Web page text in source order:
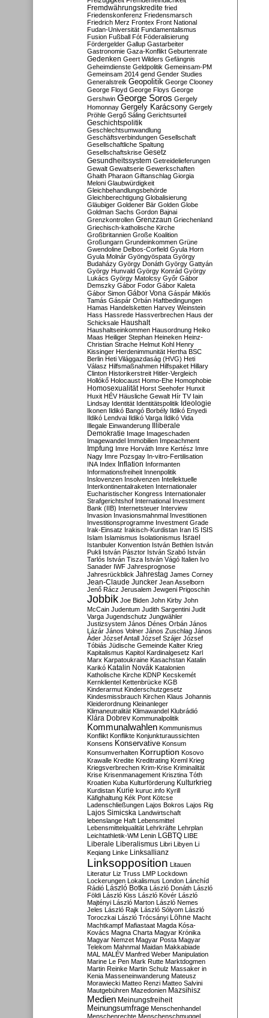
Fremdwährungskredite fried
Friedenskonferenz Friedensmarsch
Friedrich Merz Frontex Front National
Fudan-Universität Fundamentalismus
Fusion Fußball Fót Föderalisierung
Fördergelder Gallup Gastarbeiter
Gastronomie Gaza-Konflikt Geburtenrate
Gedenken Geert Wilders Gefängnis
Geheimdienste Geldpolitik Gemeinsam-PM
Gemeinsam 2014 gend Gender Studies
Generalstreik Geopolitik George Clooney
George Floyd George Floys George
Gershwin George Soros Gergely
Homonnay Gergely Karácsony Gergely
Pröhle Gergő Sáling Gerichtsurteil
Geschichtspolitik
Geschlechtsumwandlung
Geschäftsverbindungen Gesellschaft
Gesellschaftliche Spaltung
Gesellschaftskrise Gesetz
Gesundheitssystem Getreidelieferungen
Gewalt Gewaltserie Gewerkschaften
Ghaith Pharaon Giftanschlag Giorgia
Meloni Glaubwürdigkeit
Gleichbehandlungsbehörde
Gleichberechtigung Globalisierung
Gläubiger Goldener Bär Golden Globe
Goldman Sachs Gordon Bajnai
Grenzkontrollen Grenzzaun Griechenland
Griechisch-katholische Kirche
Großbritannien Große Koalition
Großungarn Grundeinkommen Grüne
Gwendoline Delbos-Corfield Gyula Horn
Gyula Molnár Gyöngyöspata György
Budaházy György Donáth György Gattyán
György Hunvald György Konrád György
Lukács György Matolcsy Győr Gábor
Demszky Gábor Fodor Gábor Kaleta
Gábor Simon Gábor Vona Gáspár Miklós
Tamás Gáspár Orbán Haftbedingungen
Hamas Handelsketten Harvey Weinstein
Hass Hassrede Hassverbrechen Haus der
Schicksale Haushalt
Haushaltseinkommen Hausordnung Heiko
Maas Heiliger Stephan Heineken Heinz-
Christian Strache Helmut Kohl Henry
Kissinger Herdenimmunität Hertha BSC
Berlin Heti Világgazdaság (HVG) Heti
Válasz Hilfsmaßnahmen Hilfspaket Hillary
Clinton Historikerstreit Hitler-Vergleich
Hollókő Holocaust Homo-Ehe Homophobie
Homosexualität Horst Seehofer Hunxit
Huxit HÉV Häusliche Gewalt Hír TV Iain
Lindsay Identität Identitätspolitik Ideologie
Ikonen Ildikó Bangó Borbély Ildikó Enyedi
Ildikó Lendvai Ildikó Varga Ildikó Vida
Illegale Einwanderung Illiberale
Demokratie Image Imageschaden
Imagewandel Immobilien Impeachment
Impfung Imre Horváth Imre Kertész Imre
Nagy Imre Pozsgay In-vitro-Fertilisation
INA Index Inflation Informanten
Informationsfreiheit Innenpolitik
Inslovenzen Insolvenzen Intellektuelle
Interkontinentalraketen Internationaler
Eucharistischer Kongress Internationaler
Strafgerichtshof International Investment
Bank (IIB) Internetsteuer Interview
Invasion Invasionsmahnmal Investitionen
Investitionsprogramme Investment Grade
Irak-Einsatz Irakisch-Kurdistan Iran IS ISIS
Islam Islamismus Isolationismus Israel
Istanbuler Konvention István Bethlen István
Pukli István Pásztor István Szabó István
Tarlós István Tisza István Vágó Italien Ivo
Sanader IWF Jahresprognose
Jahresrückblick Jahrestag James Corney
Jean-Claude Juncker Jean Asselborn
Jenő Rácz Jerusalem Jewgeni Prigoschin
Jobbik Joe Biden John Kirby John
McCain Judentum Judith Sargentini Judit
Varga Jugendschutz Jungwähler
Justizsystem János Dénes Orbán János
Lázár János Volner János Zuschlag János
Áder József Antall József Szájer József
Tóbiás Jüdische Gemeinde Kalter Krieg
Kapitalismus Kapitol Kardinalgesetz Karl
Marx Karpatoukraine Kasachstan Katalin
Karikó Katalin Novák Katalonien
Katholische Kirche KDNP Kecskemét
Kernklientel Kettenbrücke KGB
Kinderarmut Kinderschutzgesetz
Kindesmissbrauch Kirchen Klaus Johannis
Kleiderordnung Kleinanleger
Klimaneutralität Klimawandel Klubrádió
Klára Dobrev Kommunalpolitik
Kommunalwahlen Kommunismus
Konflikt Konflikte Konjunkturaussichten
Konsens Konservative Konsum
Konsumverhalten Korruption Kosovo
Krawalle Kredite Kreditrating Kreml Krieg
Kriegsverbrechen Krim-Krise Kriminalität
Krise Krisenmanagement Krisztina Tóth
Kroatien Kuba Kulturförderung Kulturkrieg
Kurdistan Kurie kuruc.info Kyrill
Käfighaltung Kék Pont Kötcse
Ladenschließungen Lajos Bokros Lajos Rig
Lajos Simicska Landwirtschaft
lebenslange Haft Lebensmittel
Lebensmittelqualität Lehrkräfte Lehrplan
Leichtathletik-WM Lenin LGBTQ LIBE
Liberale Liberalismus Libri Libyen Li
Keqiang Linke Linksallianz
Linksopposition Litauen
Literatur Liz Truss LMP Lockdown
Lockerungen Lokalismus London Lánchíd
Rádió
László Botka László Donáth László
Földi László Kiss László Kövér László
Majtényi László Marton László Nemes
Jeles László Rajk László Sólyom László
Toroczkai László Trócsányi Löhne Macht
Machtkampf Mafiastaat Magda Kósa-
Kovács Magna Charta Magyar Krónika
Magyar Nemzet Magyar Posta Magyar
Telekom Mahnmal Maidan Makkabiade
MAL MALÉV Manfred Weber Manipulation
Marine Le Pen Mark Rutte Marktdogmen
Martin Reinke Martin Schulz Massaker in
Kenia Masseneinwanderung Mateusz
Morawiecki Matteo Renzi Matteo Salvini
Mautgebühren Mazedonien Mazsihisz
Medien Meinungsfreiheit
Meinungsumfrage Menschenhandel
Menschenrechte Menschenschmuggel